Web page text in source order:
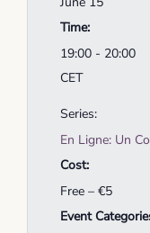
Time:
19:00 - 20:00
CET
Series:
En Ligne: Un
Cost:
Free – €5
Event